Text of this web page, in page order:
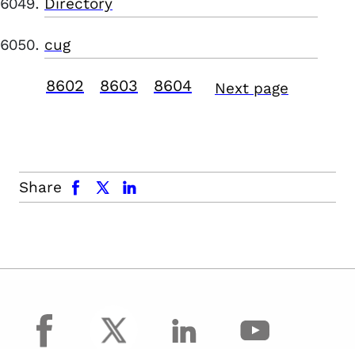
cug
8602 8603 8604 Next page
Share
facebook x.com linkedin
facebook